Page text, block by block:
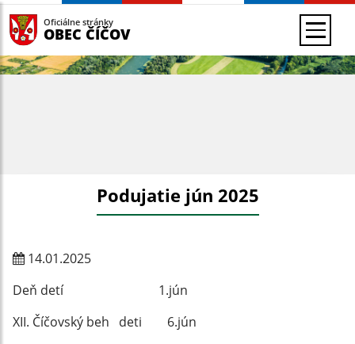
Oficiálne stránky
OBEC ČÍČOV
Podujatie jún 2025
14.01.2025
Deň detí 1.jún
XII. Číčovský beh deti 6.jún